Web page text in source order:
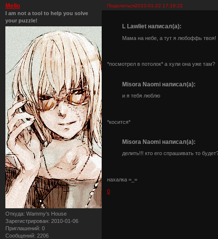
Поделиться2010-01-22 17:18:22
Mello
I am not a tool to help you solve
your puzzle!
Откуда: Wammy's House
Зарегистрирован: 2010-01-06
Приглашений: 0
Сообщений: 2206
L Lawliet написал(а):
Мама на небе, а тут я любоффь твоя!
*посмотрел в потолок* а хули она уже там?
Misora Naomi написал(а):
и я тебя люблю
*косится*
Misora Naomi написал(а):
делить!!! кто его спрашивать то
нахалка =_=
0